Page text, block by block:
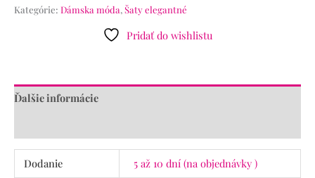
Kategórie: Dámska móda,Šaty elegantné
Pridať do wishlistu
Ďalšie informácie
Dodanie
5 až 10 dní (na objednávky )